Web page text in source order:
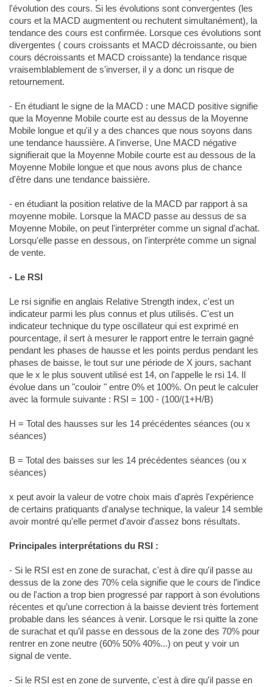
l'évolution des cours. Si les évolutions sont convergentes (les
cours et la MACD augmentent ou rechutent simultanément), la
tendance des cours est confirmée. Lorsque ces évolutions sont
divergentes ( cours croissants et MACD décroissante, ou bien
cours décroissants et MACD croissante) la tendance risque
vraisemblablement de s'inverser, il y a donc un risque de
retournement.
- En étudiant le signe de la MACD : une MACD positive signifie
que la Moyenne Mobile courte est au dessus de la Moyenne
Mobile longue et qu'il y a des chances que nous soyons dans
une tendance haussière. A l'inverse, Une MACD négative
signifierait que la Moyenne Mobile courte est au dessous de la
Moyenne Mobile longue et que nous avons plus de chance
d'être dans une tendance baissière.
- en étudiant la position relative de la MACD par rapport à sa
moyenne mobile. Lorsque la MACD passe au dessus de sa
Moyenne Mobile, on peut l'interpréter comme un signal d'achat.
Lorsqu'elle passe en dessous, on l'interprète comme un signal
de vente.
- Le RSI
Le rsi signifie en anglais Relative Strength index, c'est un
indicateur parmi les plus connus et plus utilisés. C'est un
indicateur technique du type oscillateur qui est exprimé en
pourcentage, il sert à mesurer le rapport entre le terrain gagné
pendant les phases de hausse et les points perdus pendant les
phases de baisse, le tout sur une période de X jours, sachant
que le x le plus souvent utilisé est 14, on l'appelle le rsi 14. Il
évolue dans un "couloir " entre 0% et 100%. On peut le calculer
avec la formule suivante : RSI = 100 - (100/(1+H/B)
H = Total des hausses sur les 14 précédentes séances (ou x
séances)
B = Total des baisses sur les 14 précédentes séances (ou x
séances)
x peut avoir la valeur de votre choix mais d'après l'expérience
de certains pratiquants d'analyse technique, la valeur 14 semble
avoir montré qu'elle permet d'avoir d'assez bons résultats.
Principales interprétations du RSI :
- Si le RSI est en zone de surachat, c'est à dire qu'il passe au
dessus de la zone des 70% cela signifie que le cours de l’indice
ou de l'action a trop bien progressé par rapport à son évolutions
récentes et qu’une correction à la baisse devient très fortement
probable dans les séances à venir. Lorsque le rsi quitte la zone
de surachat et qu’il passe en dessous de la zone des 70% pour
rentrer en zone neutre (60% 50% 40%...) on peut y voir un
signal de vente.
- Si le RSI est en zone de survente, c'est à dire qu'il passe en